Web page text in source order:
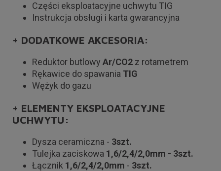
Części eksploatacyjne uchwytu TIG
Instrukcja obsługi i karta gwarancyjna
+ DODATKOWE AKCESORIA:
Reduktor butlowy Ar/CO2 z rotametrem
Rękawice do spawania TIG
Wężyk do gazu
+ ELEMENTY EKSPLOATACYJNE
UCHWYTU:
Dysza ceramiczna - 3szt.
Tulejka zaciskowa 1,6/2,4/2,0mm - 3szt.
Łącznik 1,6/2,4/2,0mm - 3szt.